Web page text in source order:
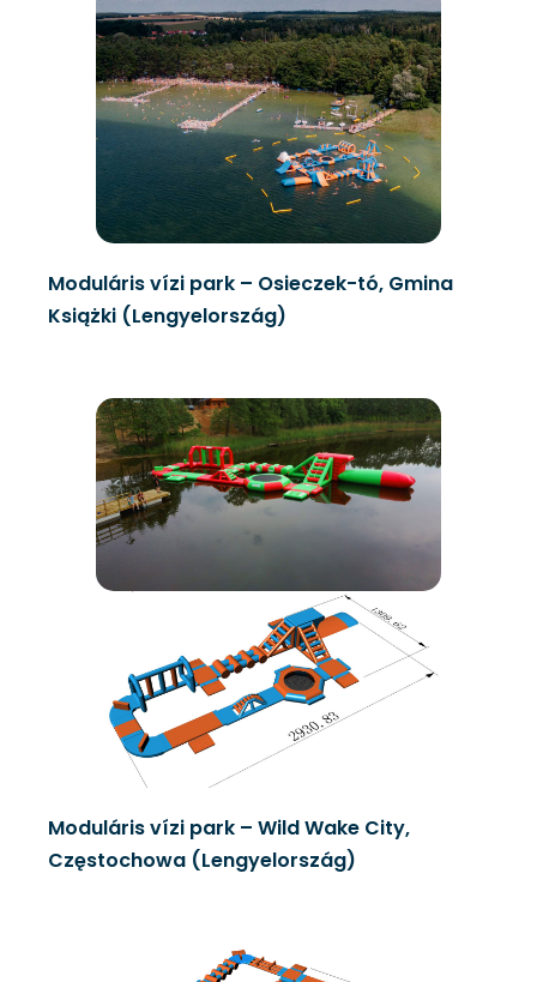
Moduláris vízi park – Osieczek-tó, Gmina
Książki (Lengyelország)
Moduláris vízi park – Wild Wake City,
Częstochowa (Lengyelország)